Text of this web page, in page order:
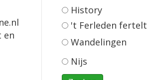
en
History
't Ferleden fertelt
Wandelingen
Nijs